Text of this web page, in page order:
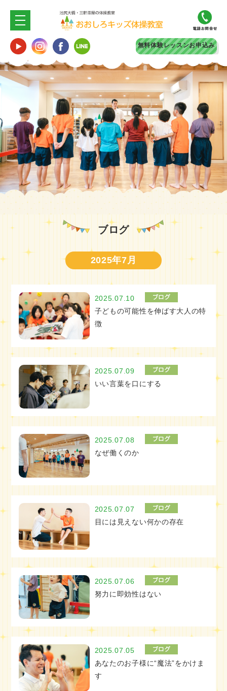
無料体験レッスンお申込み
ブログ
2025年7月
2025.07.10
子どもの可能性を伸ばす大人の特
徴
2025.07.09
いい言葉を口にする
2025.07.08
なぜ働くのか
2025.07.07
目には見えない何かの存在
2025.07.06
努力に即効性はない
2025.07.05
あなたのお子様に“魔法”をかけま
す